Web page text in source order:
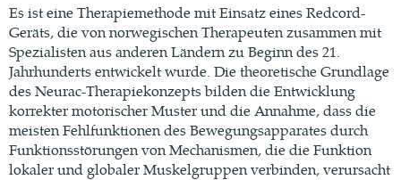
Es ist eine Therapiemethode mit Einsatz eines Redcord-
Geräts, die von norwegischen Therapeuten zusammen mit
Spezialisten aus anderen Ländern zu Beginn des 21.
Jahrhunderts entwickelt wurde. Die theoretische Grundlage
des Neurac-Therapiekonzepts bilden die Entwicklung
korrekter motorischer Muster und die Annahme, dass die
meisten Fehlfunktionen des Bewegungsapparates durch
Funktionsstörungen von Mechanismen, die die Funktion
lokaler und globaler Muskelgruppen verbinden, verursacht